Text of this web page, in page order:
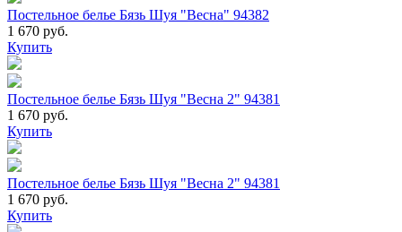
Постельное белье Бязь Шуя "Весна" 94382
1 670 руб.
Купить
Постельное белье Бязь Шуя "Весна 2" 94381
1 670 руб.
Купить
Постельное белье Бязь Шуя "Весна 2" 94381
1 670 руб.
Купить